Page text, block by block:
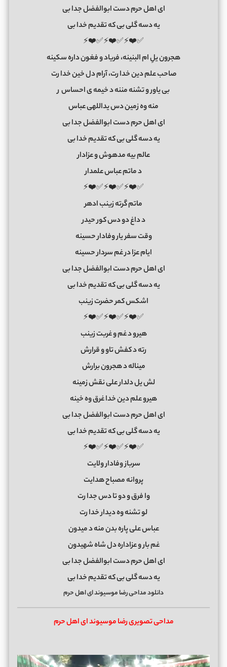
ای اهل حرم دست ابوالفضل جدا بی
یه دسه گلی بی که تقدیم خدا بی
✅❤️⚡✅❤️⚡✅❤️⚡
هجرون یلِ ام البنینه، فریاد و فغون داره سکینه
صاحب علم دین خدا رت، آرام دل خین خدا رت
بی یاور و تشنه مننه د خیمه ی احساس ر
منه وه زمین دس یداللهی عباس
ای اهل حرم دست ابوالفضل جدا بی
یه دسه گلی بی که تقدیم خدا بی
عالم بیه مدهوش و عزادار
د ماتم عباس علمدار
✅❤️⚡✅❤️⚡✅❤️⚡
ماتم گرته زینب ادهر
د داغ دو دس کور حیدر
وقت سفر یار وفادار حسینه
ایام عزا در غم سردار حسینه
ای اهل حرم دست ابوالفضل جدا بی
یه دسه گلی بی که تقدیم خدا بی
اشکس کمر حضرت زینب
✅❤️⚡✅❤️⚡✅❤️⚡
هیرو د غم و غربت زینب
رته د کفش تاو و قرارش
میناله د هجرون برارش
لش یل دلدار علی نقش زمینه
هیرو علم دین خدا غرق وه خینه
ای اهل حرم دست ابوالفضل جدا بی
یه دسه گلی بی که تقدیم خدا بی
✅❤️⚡✅❤️⚡✅❤️⚡
سرباز وفادار ولایت
پروانه مصباح هدایت
وا فرق و دو تا دس جدا رت
لو تشنه وه دیدار خدا رت
عباس علی پاره بدن منه د میدون
غم بار و عزاداره دل شاه شهیدون
ای اهل حرم دست ابوالفضل جدا بی
یه دسه گلی بی که تقدیم خدا بی
دانلود مداحی رضا موسیوند ای اهل حرم
مداحی تصویری رضا موسیوند ای اهل حرم